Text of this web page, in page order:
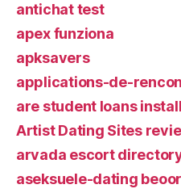
antichat test
apex funziona
apksavers
applications-de-
are student loans
Artist Dating Sites
arvada escort
aseksuele-dating